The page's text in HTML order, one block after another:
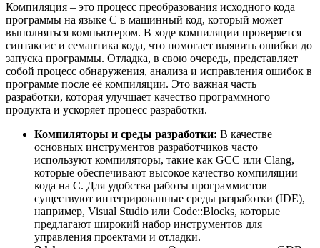
Компиляция – это процесс преобразования исходного кода
программы на языке C в машинный код, который может
выполняться компьютером. В ходе компиляции проверяется
синтаксис и семантика кода, что помогает выявить ошибки до
запуска программы. Отладка, в свою очередь, представляет
собой процесс обнаружения, анализа и исправления ошибок в
программе после её компиляции. Это важная часть
разработки, которая улучшает качество программного
продукта и ускоряет процесс разработки.
Компиляторы и среды разработки: В качестве
основных инструментов разработчиков часто
используют компиляторы, такие как GCC или Clang,
которые обеспечивают высокое качество компиляции
кода на C. Для удобства работы программистов
существуют интегрированные среды разработки (IDE),
например, Visual Studio или Code::Blocks, которые
предлагают широкий набор инструментов для
управления проектами и отладки.